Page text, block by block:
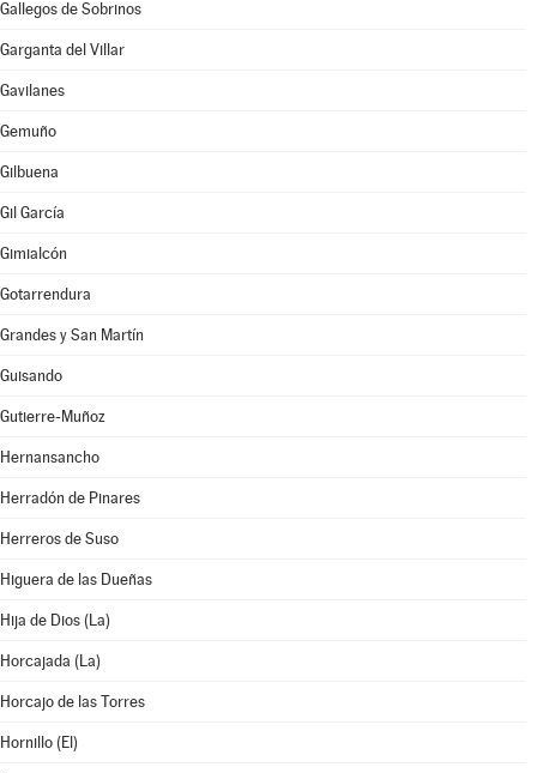
Gallegos de Sobrinos
Garganta del Villar
Gavilanes
Gemuño
Gilbuena
Gil García
Gimialcón
Gotarrendura
Grandes y San Martín
Guisando
Gutierre-Muñoz
Hernansancho
Herradón de Pinares
Herreros de Suso
Higuera de las Dueñas
Hija de Dios (La)
Horcajada (La)
Horcajo de las Torres
Hornillo (El)